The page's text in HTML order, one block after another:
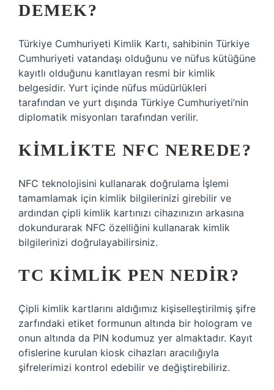
DEMEK?
Türkiye Cumhuriyeti Kimlik Kartı, sahibinin Türkiye
Cumhuriyeti vatandaşı olduğunu ve nüfus kütüğüne
kayıtlı olduğunu kanıtlayan resmi bir kimlik
belgesidir. Yurt içinde nüfus müdürlükleri
tarafından ve yurt dışında Türkiye Cumhuriyeti’nin
diplomatik misyonları tarafından verilir.
KIMLIKTE NFC NEREDE?
NFC teknolojisini kullanarak doğrulama İşlemi
tamamlamak için kimlik bilgilerinizi girebilir ve
ardından çipli kimlik kartınızı cihazınızın arkasına
dokundurarak NFC özelliğini kullanarak kimlik
bilgilerinizi doğrulayabilirsiniz.
TC KIMLIK PEN NEDIR?
Çipli kimlik kartlarını aldığımız kişiselleştirilmiş şifre
zarfındaki etiket formunun altında bir hologram ve
onun altında da PIN kodumuz yer almaktadır. Kayıt
ofislerine kurulan kiosk cihazları aracılığıyla
şifrelerimizi kontrol edebilir ve değiştirebiliriz.